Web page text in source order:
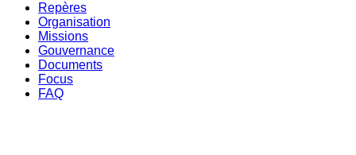
Repères
Organisation
Missions
Gouvernance
Documents
Focus
FAQ